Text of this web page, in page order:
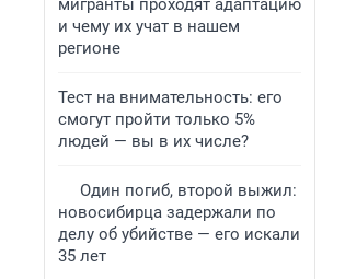
мигранты проходят адаптацию
и чему их учат в нашем
регионе
Тест на внимательность: его
смогут пройти только 5%
людей — вы в их числе?
Один погиб, второй выжил:
новосибирца задержали по
делу об убийстве — его искали
35 лет